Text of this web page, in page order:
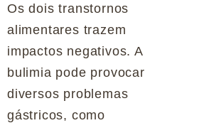
Os dois transtornos
alimentares trazem
impactos negativos. A
bulimia pode provocar
diversos problemas
gástricos, como